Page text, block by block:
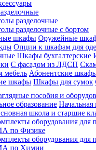
разделочные
разделочные с бортом
шкафы Оружейные
Опции к шкафам для
Шкафы бухгалтерские
С фасадом из ЛДСП
мебель Абонентские
шкафы Шкафы для сумок
пособия и
образование
школа и старшие
оборудования для
по Физике
оборудования для
по Химии